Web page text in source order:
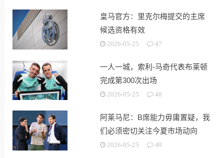
皇马官方：里克尔梅提交的主席
候选资格有效
2026-05-25 47
一人一城，索利-马奇代表布莱顿
完成第300次出场
2026-05-25 48
阿莱马尼：B席能力毋庸置疑，我
们必须密切关注今夏市场动向
2026-05-25 49